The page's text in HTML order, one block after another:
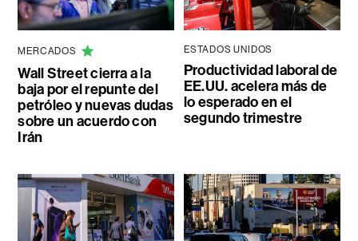
MERCADOS
Wall Street cierra a la
baja por el repunte del
petróleo y nuevas dudas
sobre un acuerdo con
Irán
ESTADOS UNIDOS
Productividad laboral de
EE.UU. acelera más de
lo esperado en el
segundo trimestre